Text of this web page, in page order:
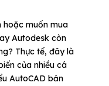
hoặc muốn mua
Autodesk còn
Thực tế, đây là
của nhiều cá
AutoCAD bản